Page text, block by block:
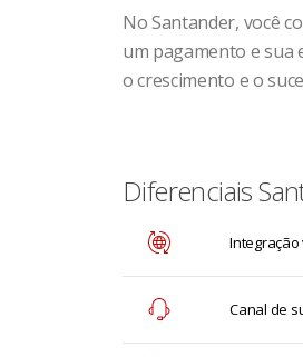
No Santander, você
um pagamento e sua
o crescimento e o
Diferenciais
Integração
Canal de